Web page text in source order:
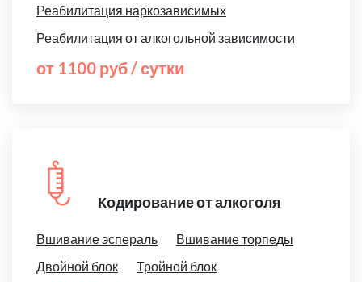
Реабилитация наркозависимых
Реабилитация от алкогольной зависимости
от 1100 руб / сутки
Кодирование от алкоголя
Вшивание эспераль
Вшивание торпеды
Двойной блок
Тройной блок